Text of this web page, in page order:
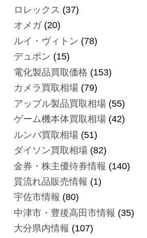
ロレックス (37)
オメガ(20)
ルイ・ヴィトン (78)
デュポン (15)
電化製品買取価格 (153)
カメラ買取相場(79)
アップル製品買取相場(55)
ゲーム機本体買取相場(42)
ルンバ買取相場(51)
ダイソン買取相場(82)
金券・株主優待券情報 (140)
質流れ品販売情報 (1)
宇佐市情報 (80)
中津市・豊後高田市情報 (35)
大分県内情報 (107)